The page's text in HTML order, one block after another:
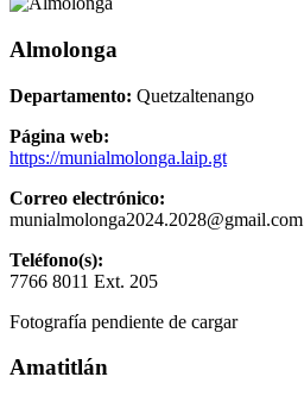
Almolonga
Departamento: Quetzaltenango
Página web:
https://munialmolonga.laip.gt
Correo electrónico:
munialmolonga2024.2028@gmail.com
Teléfono(s):
7766 8011 Ext. 205
Fotografía pendiente de cargar
Amatitlán